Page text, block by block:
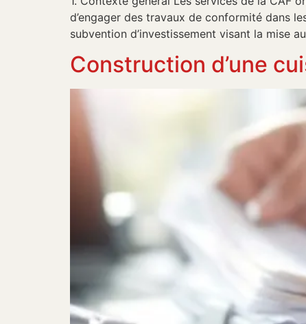
d’engager des travaux de conformité dans
subvention d’investissement visant la mise
Construction d’une